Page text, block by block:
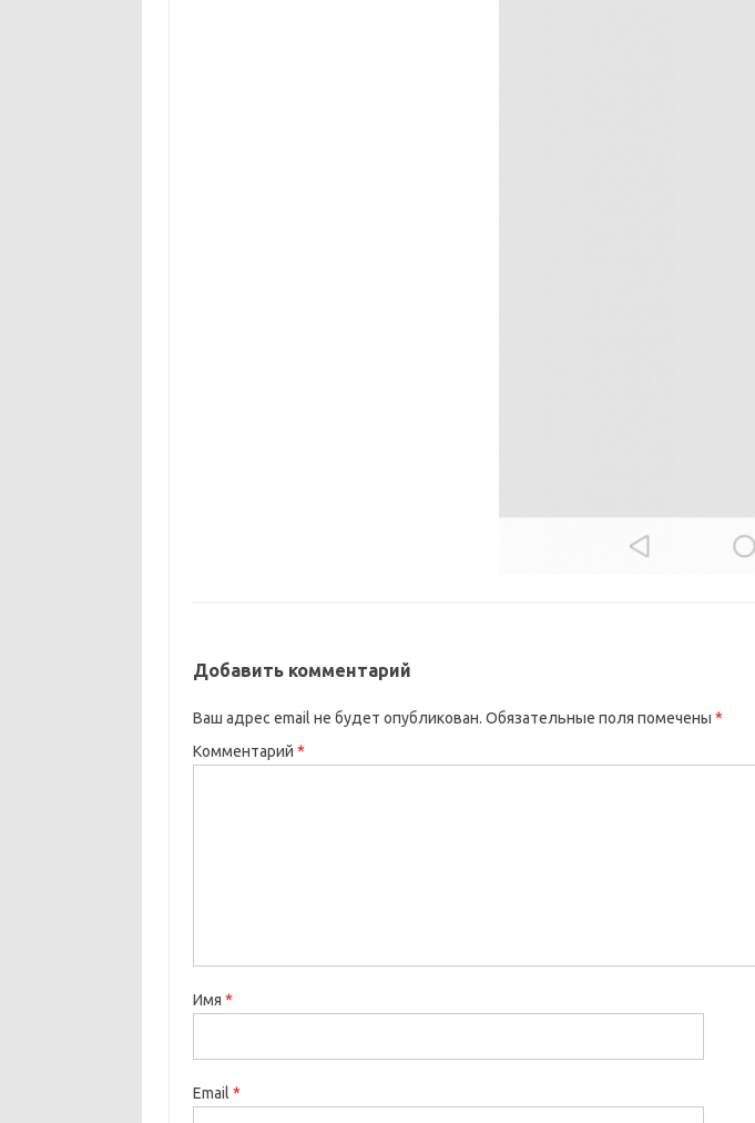
Добавить комментарий
Ваш адрес email не будет опубликован. Обязательные поля помечены *
Комментарий *
Имя *
Email *